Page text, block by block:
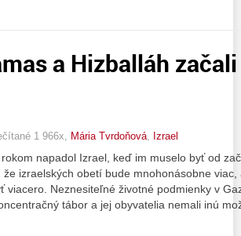
a Hizballáh
1 966x, Mária Tvrdoňová, Izrael
napadol Izrael, keď im muselo byť od
izraelských obetí bude mnohonásobne
viacero. Neznesiteľné životné podmienky v
tábor a jej obyvatelia nemali inú